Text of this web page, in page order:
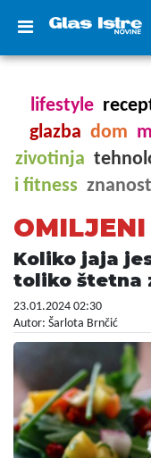
lifestyle
glazba dom
zivotinja
i fitness znanost
Koliko jaja
toliko štetna
23.01.2024 02:30
Autor: Šarlota Brnčić